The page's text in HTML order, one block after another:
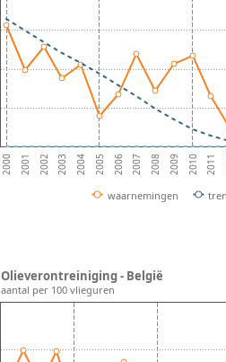
2000 2001 2002 2003 2004 2005 2006 2007 2008 2009 2010 2011
waarnemingen
Olieverontreiniging - België
aantal per 100 vlieguren